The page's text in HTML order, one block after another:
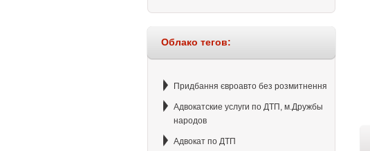
Облако тегов:
Придбання євроавто без розмитнення
Адвокатские услуги по ДТП, м.Дружбы
народов
Адвокат по ДТП